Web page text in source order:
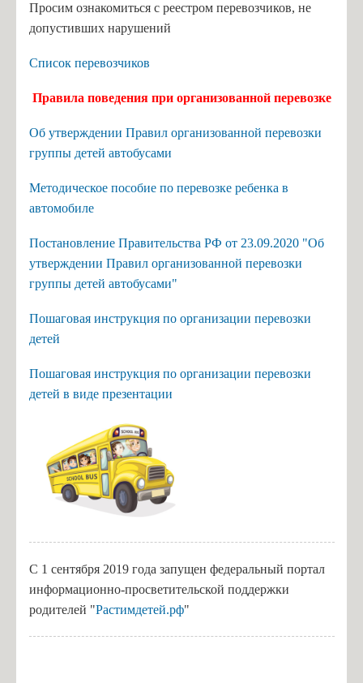
Просим ознакомиться с реестром перевозчиков, не
допустивших нарушений
Список перевозчиков
Правила поведения при организованной перевозке
Об утверждении Правил организованной перевозки
группы детей автобусами
Методическое пособие по перевозке ребенка в
автомобиле
Постановление Правительства РФ от 23.09.2020 "Об
утверждении Правил организованной перевозки
группы детей автобусами"
Пошаговая инструкция по организации перевозки
детей
Пошаговая инструкция по организации перевозки
детей в виде презентации
С 1 сентября 2019 года запущен федеральный портал
информационно-просветительской поддержки
родителей "Растимдетей.рф"